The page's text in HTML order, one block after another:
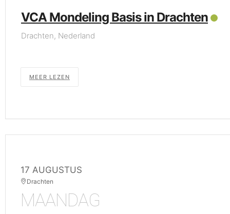
VCA Mondeling Basis in Drachten
Drachten, Nederland
MEER LEZEN
17 AUGUSTUS
Drachten
MAANDAG